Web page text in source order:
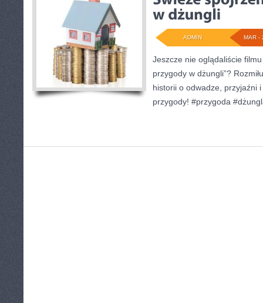
MAR -
ADMIN
Jeszcze nie oglądaliście
przygody w dżungli”?
historii o odwadze, przyjaźni
przygody! #przygoda